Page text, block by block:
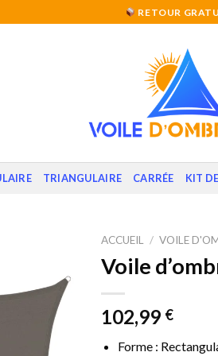
RETOUR
TRIANGULAIRE CARRÉE KIT
ACCUEIL / VOILE
Voile
102,99 €
Forme :